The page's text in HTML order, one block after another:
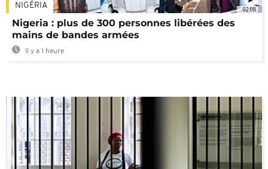
02:08
NIGÉRIA
Nigeria : plus de 300 personnes libérées des
mains de bandes armées
Il y a 1 heure